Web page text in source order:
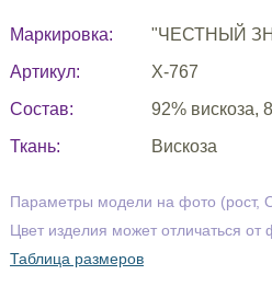
Маркировка:
"ЧЕСТНЫЙ
Артикул:
Х-767
Состав:
92% вискоза,
Ткань:
Вискоза
Параметры модели на фото (рост,
Цвет изделия может отличаться от
Таблица размеров